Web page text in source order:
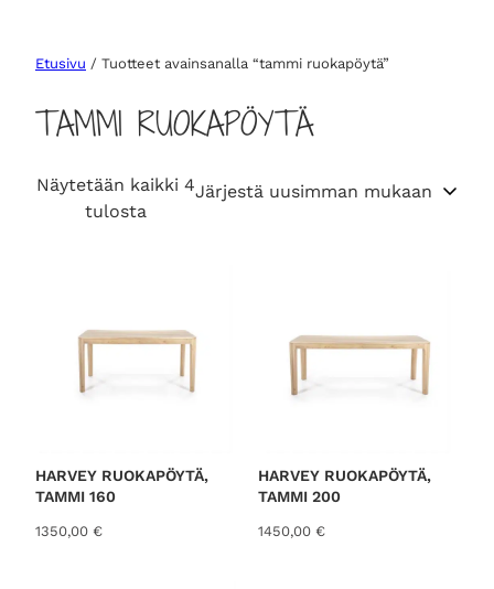
Etusivu / Tuotteet avainsanalla “tammi ruokapöytä”
TAMMI RUOKAPÖYTÄ
Näytetään kaikki 4
tulostaS
d
t
HARVEY RUOKAPÖYTÄ,
TAMMI 160
1350,00 €
HARVEY RUOKAPÖYTÄ,
TAMMI 200
1450,00 €